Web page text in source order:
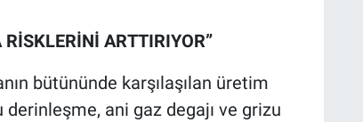
ARTTIRIYOR”
bütününde karşılaşılan üretim
ani gaz degajı ve grizu